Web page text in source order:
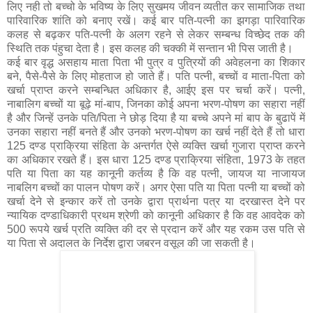
लिए नही तो बच्चो के भविष्य के लिए सुखमय जीवन व्यतीत कर सामाजिक तथा
पारिवारिक शांति को बनाए रखें। कई बार पति-पत्नी का झगड़ा पारिवारिक
कलह से बढ़कर पति-पत्नी के अलग रहने से लेकर सम्बन्ध विच्छेद तक की
स्थिति तक पंहुचा देता है। इस कलह की चक्की में सन्तान भी पिस जाती है।
कई बार वृद्ध असहाय माता पिता भी पुत्र व पुत्रियों की अवेहलना का शिकार
बने, पैसे-पैसे के लिए मोहताज हो जाते हैं। पति पत्नी, बच्चों व माता-पिता को
खर्चा प्राप्त करने सम्बन्धित अधिकार है, आईए इस पर चर्चा करें। पत्नी,
नाबालिग बच्चों या बूढ़े मां-बाप, जिनका कोई अपना भरण-पोषण का सहारा नहीं
है और जिन्हें उनके पति/पिता ने छोड़ दिया है या बच्चे अपने मां बाप के बुढापें में
उनका सहारा नहीं बनते हैं और उनको भरण-पोषण का खर्च नहीं देते हैं तो धारा
125 दण्ड प्राक्रिया संहिता के अन्तर्गत ऐसे व्यक्ति खर्चा गुजारा प्राप्त करने
का अधिकार रखते हैं। इस धारा 125 दण्ड प्राक्रिया संहिता, 1973 के तहत
पति या पिता का यह कानूनी कर्तव्य है कि वह पत्नी, जायज या नाजायज
नाबलिग बच्चों का पालन पोषण करें। अगर ऐसा पति या पिता पत्नी या बच्चों को
खर्चा देने से इन्कार करें तो उनके द्वारा प्रार्थना पत्र या दरखास्त देने पर
न्यायिक दण्डाधिकारी प्रथम श्रेणी को कानूनी अधिकार है कि वह आवदेक को
500 रूपये खर्च प्रति व्यक्ति की दर से प्रदान करें और यह रकम उस पति से
या पिता से अदालत के निर्देश द्वारा जबरन वसूल की जा सकती है।